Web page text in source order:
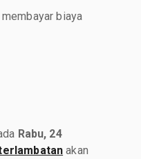
biaya
Rabu, 24
akan